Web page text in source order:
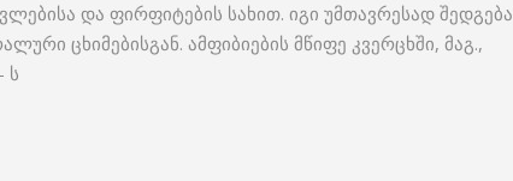
და ფირფიტების სახით. იგი უმთავრესად შედგება
ცხიმებისგან. ამფიბიების მწიფე კვერცხში, მაგ.,
ს